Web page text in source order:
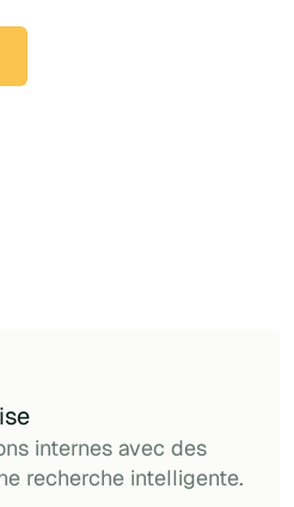
internes avec des
recherche intelligente.